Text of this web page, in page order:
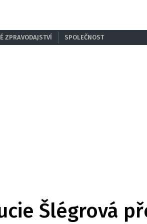
ZPRAVODAJSTVÍ SPOLEČNOST
Šlégrová